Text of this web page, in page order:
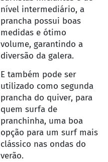
nível intermediário, a
prancha possui boas
medidas e ótimo
volume, garantindo a
diversão da galera.
E também pode ser
utilizado como segunda
prancha do quiver, para
quem surfa de
pranchinha, uma boa
opção para um surf mais
clássico nas ondas do
verão.